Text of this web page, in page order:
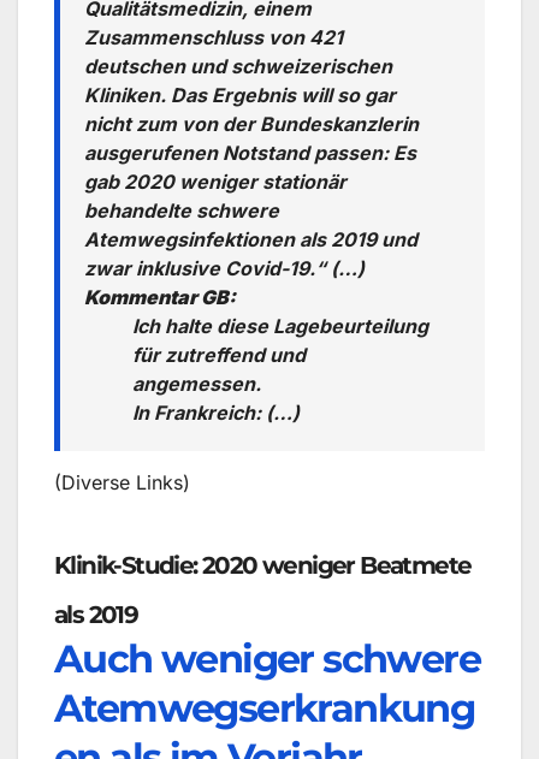
Qualitätsmedizin, einem
Zusammenschluss von 421
deutschen und schweizerischen
Kliniken. Das Ergebnis will so gar
nicht zum von der Bundeskanzlerin
ausgerufenen Notstand passen: Es
gab 2020 weniger stationär
behandelte schwere
Atemwegsinfektionen als 2019 und
zwar inklusive Covid-19.“ (…)
Kommentar GB:
Ich halte diese Lagebeurteilung
für zutreffend und
angemessen.
In Frankreich: (…)
(Diverse Links)
Klinik-Studie: 2020 weniger Beatmete
als 2019
Auch weniger schwere
Atemwegserkrankung